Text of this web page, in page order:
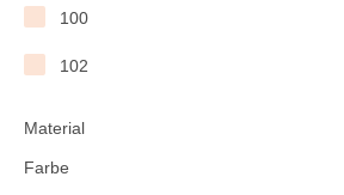
100
102
Material
Farbe